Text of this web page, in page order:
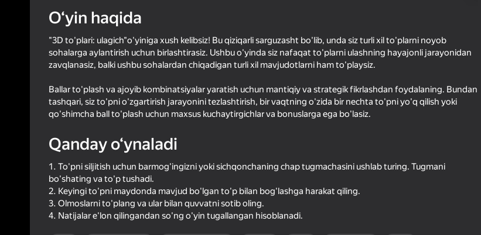
Boshlash
Oʻyin haqida batafsil
Yuklanmoqda
O‘yin haqida
"3D to'plari: ulagich"o'yiniga xush kelibsiz! Bu qiziqarli sarguzasht bo'lib, unda siz turli xil to'plarni noyob
sohalarga aylantirish uchun birlashtirasiz. Ushbu o'yinda siz nafaqat to'plarni ulashning hayajonli jarayonidan
zavqlanasiz, balki ushbu sohalardan chiqadigan turli xil mavjudotlarni ham to'playsiz.
Ballar to'plash va ajoyib kombinatsiyalar yaratish uchun mantiqiy va strategik fikrlashdan foydalaning. Bundan
tashqari, siz to'pni o'zgartirish jarayonini tezlashtirish, bir vaqtning o'zida bir nechta to'pni yo'q qilish yoki
qo'shimcha ball to'plash uchun maxsus kuchaytirgichlar va bonuslarga ega bo'lasiz.
Qanday o‘ynaladi
1. To'pni siljitish uchun barmog'ingizni yoki sichqonchaning chap tugmachasini ushlab turing. Tugmani
bo'shating va to'p tushadi.
2. Keyingi to'pni maydonda mavjud bo'lgan to'p bilan bog'lashga harakat qiling.
3. Olmoslarni to'plang va ular bilan quvvatni sotib oling.
4. Natijalar e'lon qilingandan so'ng o'yin tugallangan hisoblanadi.